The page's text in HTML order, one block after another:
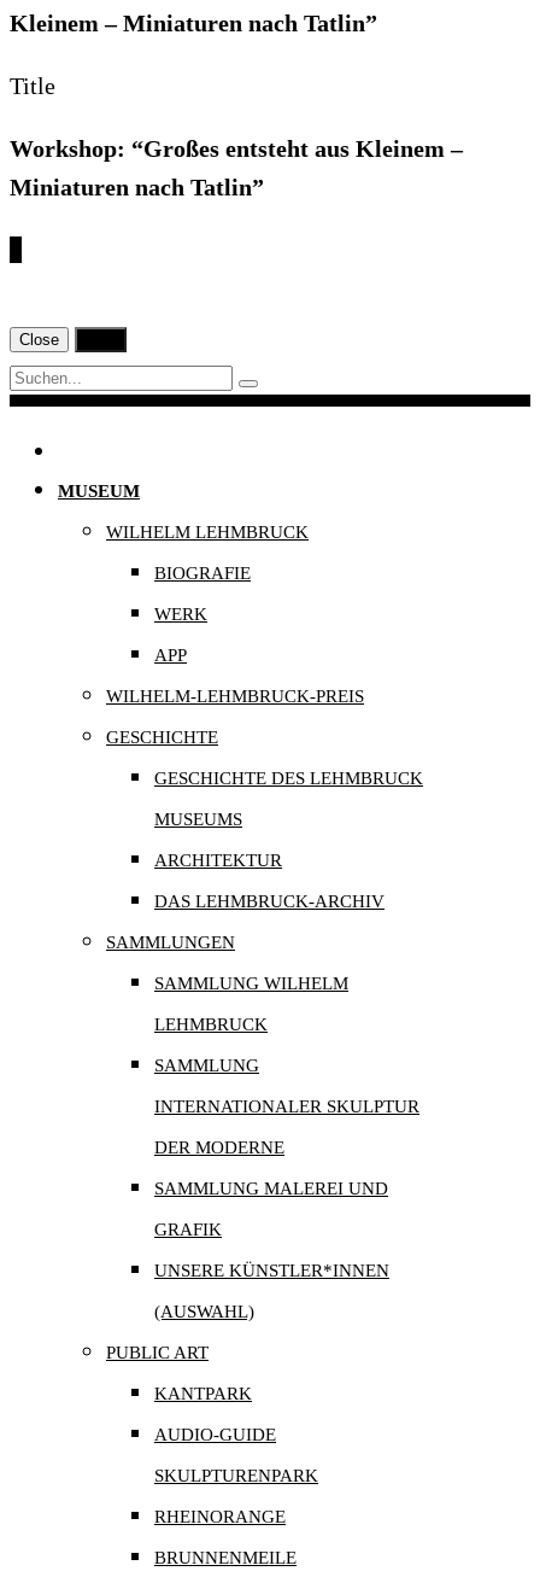
Kleinem – Miniaturen nach Tatlin”
Title
Workshop: “Großes entsteht aus Kleinem –
Miniaturen nach Tatlin”
Close
Navigation
MUSEUM
WILHELM LEHMBRUCK
BIOGRAFIE
WERK
APP
WILHELM-LEHMBRUCK-PREIS
GESCHICHTE
GESCHICHTE DES LEHMBRUCK
MUSEUMS
ARCHITEKTUR
DAS LEHMBRUCK-ARCHIV
SAMMLUNGEN
SAMMLUNG WILHELM
LEHMBRUCK
SAMMLUNG
INTERNATIONALER SKULPTUR
DER MODERNE
SAMMLUNG MALEREI UND
GRAFIK
UNSERE KÜNSTLER*INNEN
(AUSWAHL)
PUBLIC ART
KANTPARK
AUDIO-GUIDE
SKULPTURENPARK
RHEINORANGE
BRUNNENMEILE